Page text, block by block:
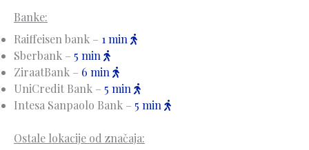
Banke:
Raiffeisen bank – 1 min
Sberbank – 5 min
ZiraatBank – 6 min
UniCredit Bank – 5 min
Intesa Sanpaolo Bank – 5 min
Ostale lokacije od značaja: